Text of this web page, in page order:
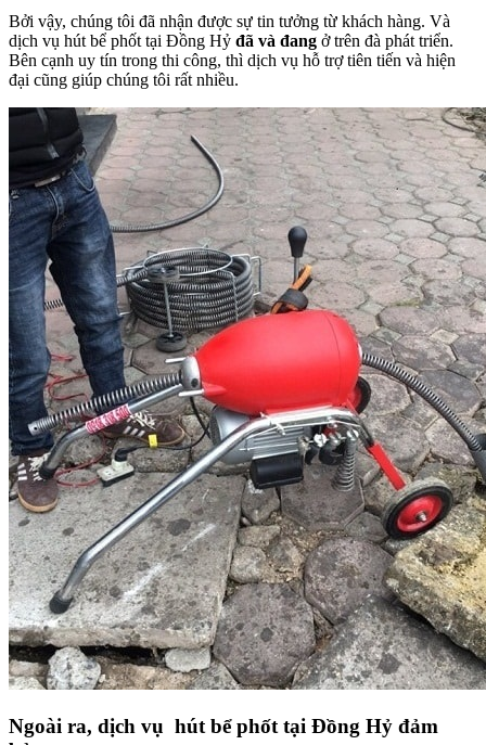
Bởi vậy, chúng tôi đã nhận được sự tin tưởng từ khách hàng. Và
dịch vụ hút bể phốt tại Đồng Hỷ đã và đang ở trên đà phát triển.
Bên cạnh uy tín trong thi công, thì dịch vụ hỗ trợ tiên tiến và hiện
đại cũng giúp chúng tôi rất nhiều.
Ngoài ra, dịch vụ hút bể phốt tại Đồng Hỷ đảm